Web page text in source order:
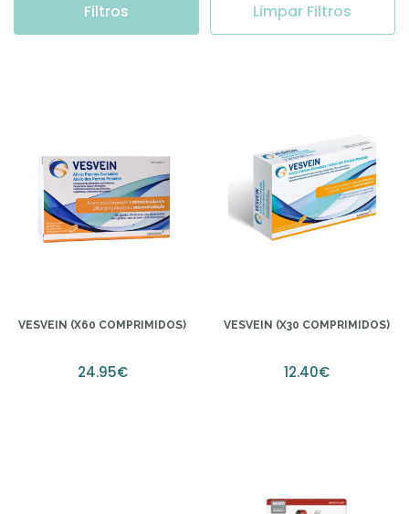
Filtros Limpar Filtros
VESVEIN (X60 COMPRIMIDOS)
24.95€
VESVEIN (X30 COMPRIMIDOS)
12.40€